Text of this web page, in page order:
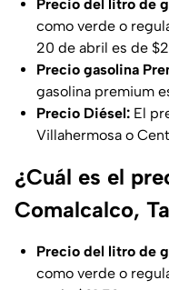
Precio del litro de
como verde o
20 de abril es de
Precio gasolina
gasolina premium
Precio Diésel: El
Villahermosa o
¿Cuál es el
Comalcalco,
Precio del litro de
como verde o